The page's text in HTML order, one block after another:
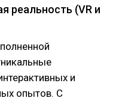
реальность (VR и
и
опытов. С